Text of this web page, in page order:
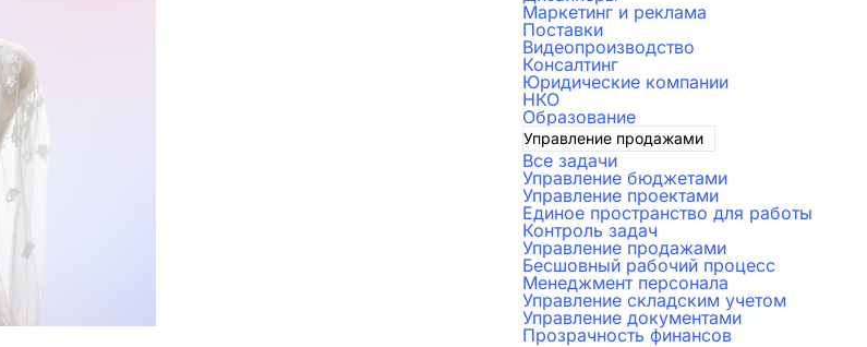
Маркетинг и реклама
Поставки
Видеопроизводство
Консалтинг
Юридические компании
НКО
Образование
Управление продажами
Все задачи
Управление бюджетами
Управление проектами
Единое пространство для работы
Контроль задач
Управление продажами
Бесшовный рабочий процесс
Менеджмент персонала
Управление складским учетом
Управление документами
Прозрачность финансов